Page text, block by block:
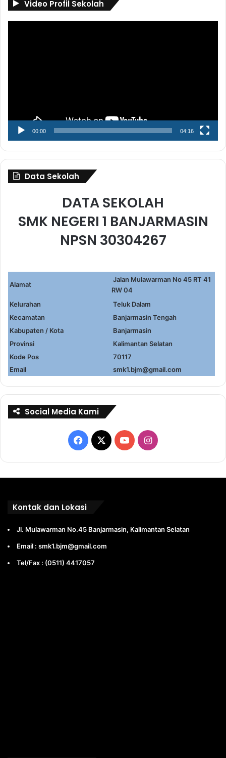
Video Profil Sekolah
00:00 04:16
Data Sekolah
DATA SEKOLAH
SMK NEGERI 1 BANJARMASIN
NPSN 30304267
Alamat
Jalan Mulawarman No 45 RT 41
RW 04
Kelurahan
Teluk Dalam
Kecamatan
Banjarmasin Tengah
Kabupaten / Kota
Banjarmasin
Provinsi
Kalimantan Selatan
Kode Pos
70117
Email
smk1.bjm@gmail.com
Social Media Kami
Facebook
X YouTubeInstagram
Kontak dan Lokasi
Jl. Mulawarman No.45 Banjarmasin, Kalimantan Selatan
Email : smk1.bjm@gmail.com
Tel/Fax : (0511) 4417057